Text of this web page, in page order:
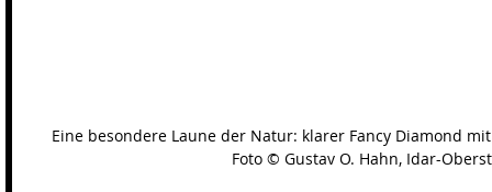
Eine besondere Laune der Natur: klarer Fancy Diamond
Foto © Gustav O. Hahn, Idar-